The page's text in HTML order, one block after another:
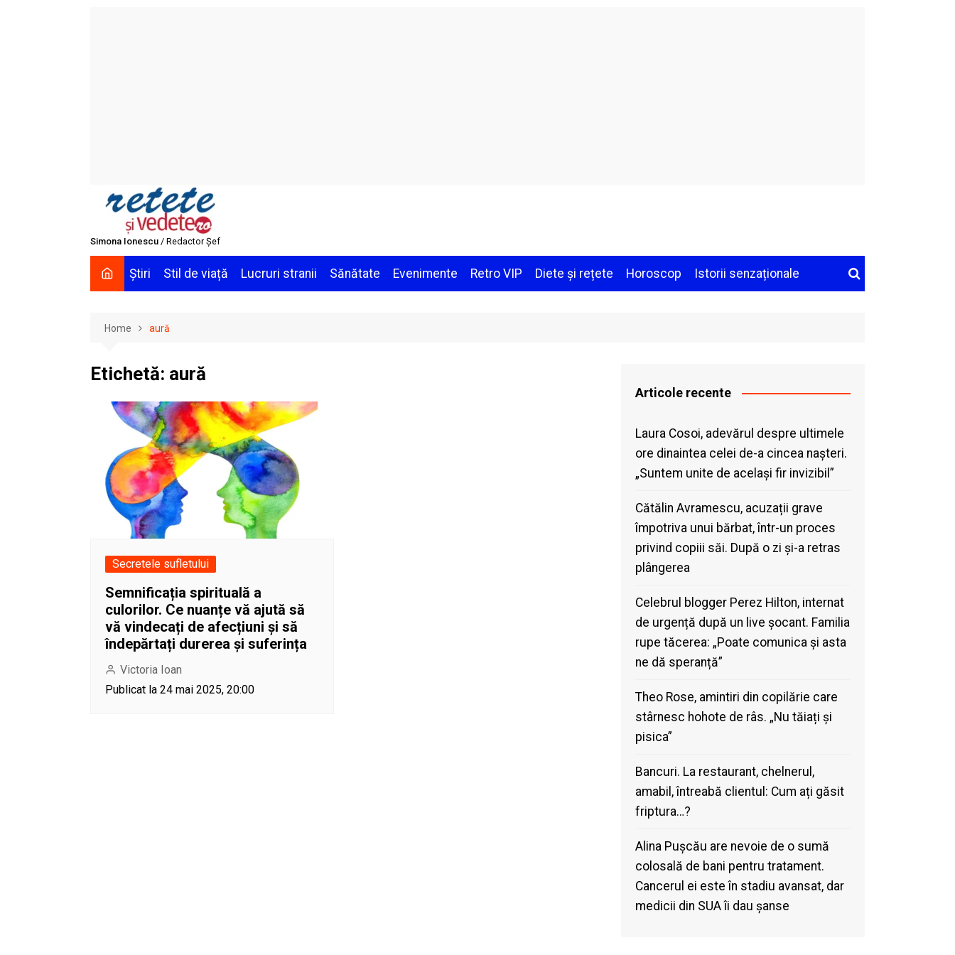
Simona Ionescu / Redactor Șef
Știri Stil de viață Lucruri stranii Sănătate Evenimente Retro VIP Diete și rețete Horoscop Istorii senzaționale
Home aură
Etichetă: aură
Secretele sufletului
Semnificația spirituală a
culorilor. Ce nuanțe vă ajută să
vă vindecați de afecțiuni și să
îndepărtați durerea și suferința
Victoria Ioan
Publicat la 24 mai 2025, 20:00
Articole recente
Laura Cosoi, adevărul despre ultimele
ore dinaintea celei de-a cincea nașteri.
„Suntem unite de același fir invizibil”
Cătălin Avramescu, acuzații grave
împotriva unui bărbat, într-un proces
privind copiii săi. După o zi și-a retras
plângerea
Celebrul blogger Perez Hilton, internat
de urgență după un live șocant. Familia
rupe tăcerea: „Poate comunica și asta
ne dă speranță”
Theo Rose, amintiri din copilărie care
stârnesc hohote de râs. „Nu tăiați și
pisica”
Bancuri. La restaurant, chelnerul,
amabil, întreabă clientul: Cum ați găsit
friptura…?
Alina Pușcău are nevoie de o sumă
colosală de bani pentru tratament.
Cancerul ei este în stadiu avansat, dar
medicii din SUA îi dau șanse